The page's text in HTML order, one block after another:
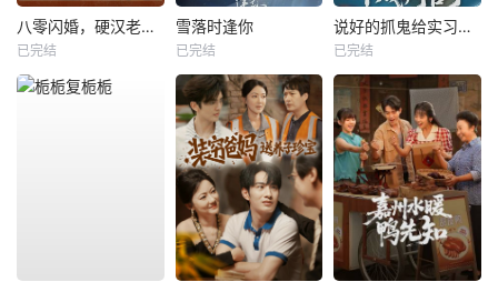
八零闪婚，硬汉老公他超爱
已完结
雪落时逢你
已完结
说好的抓鬼给实习证明，咋成判官了
已完结